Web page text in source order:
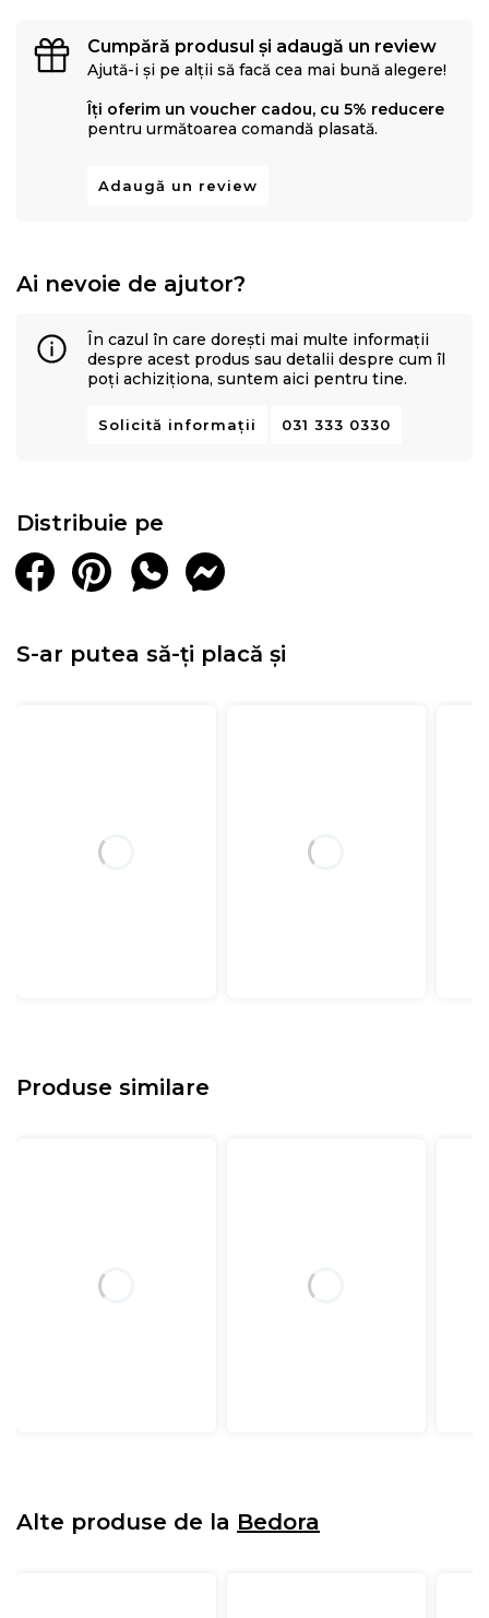
Cumpără produsul și adaugă un review
Ajută-i și pe alții să facă cea mai bună alegere!
Îți oferim un voucher cadou, cu 5% reducere
pentru următoarea comandă plasată.
Adaugă un review
Ai nevoie de ajutor?
În cazul în care dorești mai multe informații
despre acest produs sau detalii despre cum îl
poți achiziționa, suntem aici pentru tine.
Solicită informații 031 333 0330
Distribuie pe
S-ar putea să-ți placă și
Produse similare
Alte produse de la Bedora